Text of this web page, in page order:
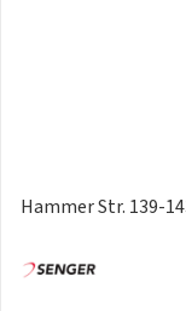
Hammer Str. 139-